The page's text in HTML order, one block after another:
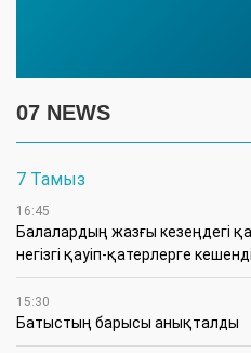
07 NEWS
7 Тамыз
16:45
Балалардың жазғы кезеңдегі
негізгі қауіп-қатерлерге
15:30
Батыстың барысы анықталды